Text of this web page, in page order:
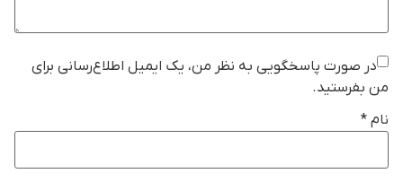
در صورت پاسخگویی به نظر من، یک ایمیل اطلاع‌رسانی برای
من بفرستید.
نام *